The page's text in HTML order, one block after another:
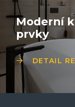
Moderní
prvky
DETAIL